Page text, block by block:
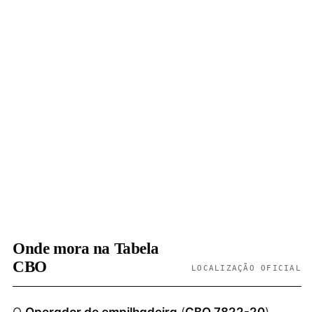
Onde mora na Tabela
CBO
LOCALIZAÇÃO OFICIAL